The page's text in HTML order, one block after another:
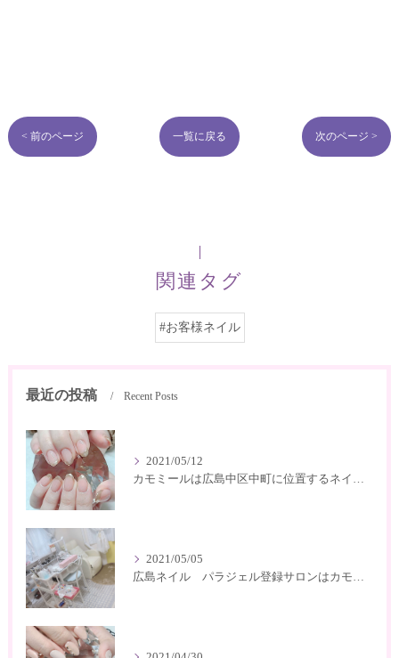
< 前のページ 一覧に戻る 次のページ >
関連タグ
#お客様ネイル
最近の投稿 Recent Posts
2021/05/12
カモミールは広島中区中町に位置するネイルサロン
2021/05/05
広島ネイル パラジェル登録サロンはカモミール